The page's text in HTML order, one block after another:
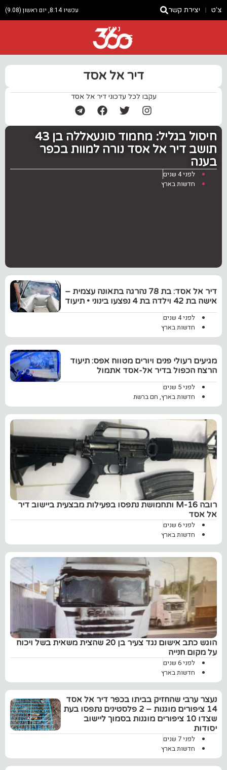
צ'ט יצירת קשר עכשיו 8:14, יום ראשון (9.08)
ניוז
דיר אל אסד
עקבו לכל עדכוני דיר אל אסד
חיסול בגליל: מחמוד סונעאללה בן 43
תושב דיר אל אסד נורה למוות בכפר
בענה
לפני 4 שנים
חדשות בארץ
דיר אל אסד: בת 78 נהרגה בתאונה עצמית –
אישה בת 42 וילדה בת 4 נפצעו בינוני • תיעוד
לפני 4 שנים
חדשות בארץ
מגיעים רעולי פנים ויורים מטווח אפס: תיעוד
‏הרצח הכפול בדיר אל-אסד אתמול
לפני 5 שנים
חדשות בארץ, חם ברשת
רובה M-16 ותחמושת נתפסו בפעילות מבצעית ביישוב דיר
אל אסד
לפני 6 שנים
חדשות בארץ
הוגש כתב אישום נגד צעיר בן 20 שהצית משאית בשל ויכוח
על מקום חנייה
לפני 6 שנים
חדשות בארץ
נעצר ערבי שהחזיק בביתו בכפר דיר אל אסד
14 ציפורים מוגנות – 2 פלסטינים נתפסו בעת
שצדו 10 ציפורים מוגנות בסמוך ליישוב
יסודות
לפני 7 שנים
חדשות בארץ